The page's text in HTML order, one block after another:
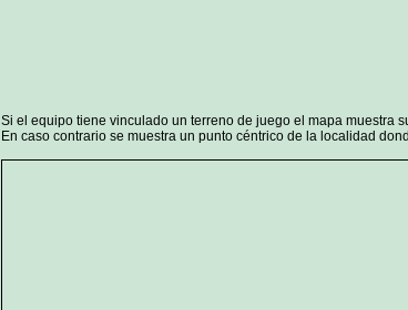
Si el equipo tiene vinculado un terreno de juego el mapa muestra
En caso contrario se muestra un punto céntrico de la localidad